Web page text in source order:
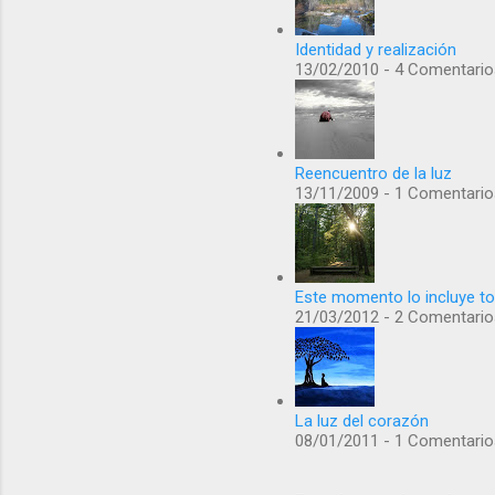
Identidad y realización
13/02/2010 - 4
Reencuentro de la luz
13/11/2009 - 1
Este momento lo incluye
21/03/2012 - 2
La luz del corazón
08/01/2011 - 1